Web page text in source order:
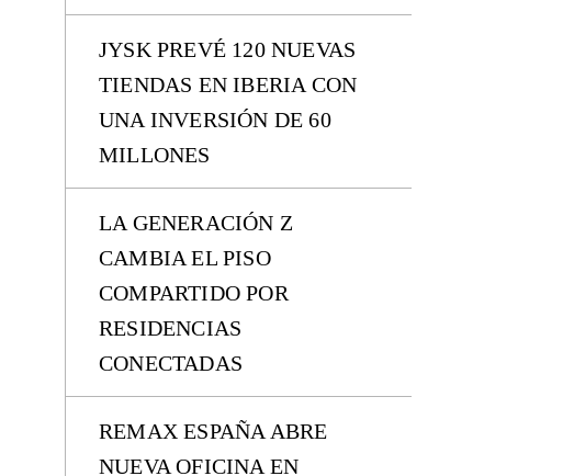
JYSK PREVÉ 120 NUEVAS
TIENDAS EN IBERIA CON
UNA INVERSIÓN DE 60
MILLONES
LA GENERACIÓN Z
CAMBIA EL PISO
COMPARTIDO POR
RESIDENCIAS
CONECTADAS
REMAX ESPAÑA ABRE
NUEVA OFICINA EN